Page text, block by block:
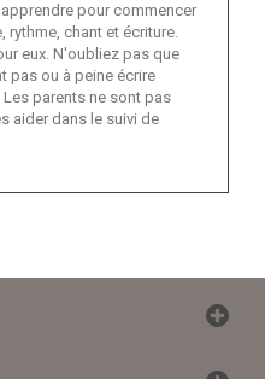
pour commencer
rythme, chant et écriture.
eux. N'oubliez pas que
pas ou à peine écrire
parents ne sont pas
aider dans le suivi de